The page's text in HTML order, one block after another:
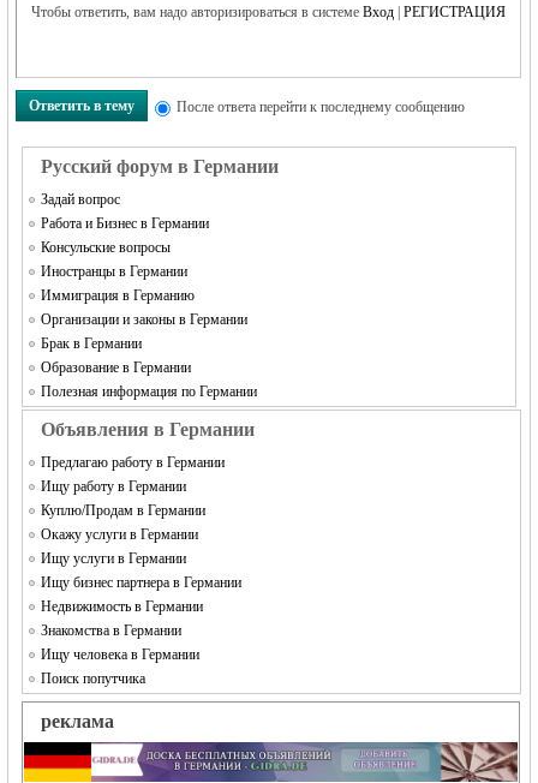
RUЧтобы ответить, вам надо авторизироваться в системеВход |РЕГИСТРАЦИЯ
Ответить в тему После ответа перейти к последнему сообщению
Русский форум в Германии
Задай вопрос
Работа и Бизнес в Германии
Консульские вопросы
Иностранцы в Германии
Иммиграция в Германию
Организации и законы в Германии
Брак в Германии
Образование в Германии
Полезная информация по Германии
Объявления в Германии
Предлагаю работу в Германии
Ищу работу в Германии
Куплю/Продам в Германии
Окажу услуги в Германии
Ищу услуги в Германии
Ищу бизнес партнера в Германии
Недвижимость в Германии
Знакомства в Германии
Ищу человека в Германии
Поиск попутчика
реклама